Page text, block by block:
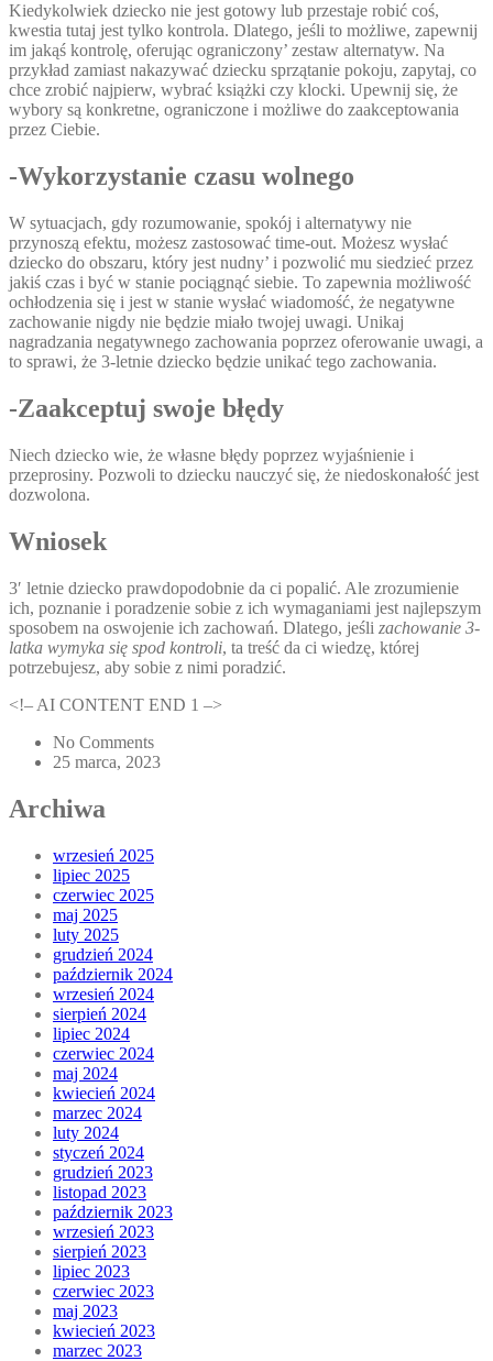
Kiedykolwiek dziecko nie jest gotowy lub przestaje robić coś,
kwestia tutaj jest tylko kontrola. Dlatego, jeśli to możliwe, zapewnij
im jakąś kontrolę, oferując ograniczony’ zestaw alternatyw. Na
przykład zamiast nakazywać dziecku sprzątanie pokoju, zapytaj, co
chce zrobić najpierw, wybrać książki czy klocki. Upewnij się, że
wybory są konkretne, ograniczone i możliwe do zaakceptowania
przez Ciebie.
-Wykorzystanie czasu wolnego
W sytuacjach, gdy rozumowanie, spokój i alternatywy nie
przynoszą efektu, możesz zastosować time-out. Możesz wysłać
dziecko do obszaru, który jest nudny’ i pozwolić mu siedzieć przez
jakiś czas i być w stanie pociągnąć siebie. To zapewnia możliwość
ochłodzenia się i jest w stanie wysłać wiadomość, że negatywne
zachowanie nigdy nie będzie miało twojej uwagi. Unikaj
nagradzania negatywnego zachowania poprzez oferowanie uwagi, a
to sprawi, że 3-letnie dziecko będzie unikać tego zachowania.
-Zaakceptuj swoje błędy
Niech dziecko wie, że własne błędy poprzez wyjaśnienie i
przeprosiny. Pozwoli to dziecku nauczyć się, że niedoskonałość jest
dozwolona.
Wniosek
3′ letnie dziecko prawdopodobnie da ci popalić. Ale zrozumienie
ich, poznanie i poradzenie sobie z ich wymaganiami jest najlepszym
sposobem na oswojenie ich zachowań. Dlatego, jeśli zachowanie 3-
latka wymyka się spod kontroli, ta treść da ci wiedzę, której
potrzebujesz, aby sobie z nimi poradzić.
<!– AI CONTENT END 1 –>
No Comments
25 marca, 2023
Archiwa
wrzesień 2025
lipiec 2025
czerwiec 2025
maj 2025
luty 2025
grudzień 2024
październik 2024
wrzesień 2024
sierpień 2024
lipiec 2024
czerwiec 2024
maj 2024
kwiecień 2024
marzec 2024
luty 2024
styczeń 2024
grudzień 2023
listopad 2023
październik 2023
wrzesień 2023
sierpień 2023
lipiec 2023
czerwiec 2023
maj 2023
kwiecień 2023
marzec 2023